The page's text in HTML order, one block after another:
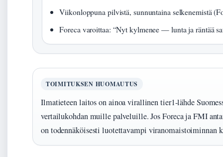
Viikonloppuna pilvistä, sunnuntaina selkenemistä
Foreca varoittaa: “Nyt kylmenee — lunta ja räntää
TOIMITUKSEN HUOMAUTUS
Ilmatieteen laitos on ainoa virallinen tier1-lähde
vertailukohdan muille palveluille. Jos Foreca ja FMI
on todennäköisesti luotettavampi viranomaistoiminnan